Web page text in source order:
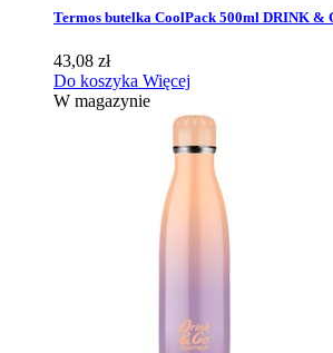
Termos butelka CoolPack 500ml DRINK &
43,08 zł
Do koszyka Więcej
W magazynie